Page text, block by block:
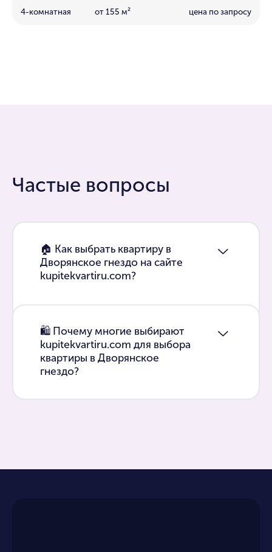
4-комнатная от 155 м² цена по запросу
Частые вопросы
🏠 Как выбрать квартиру в
Дворянское гнездо на сайте
kupitekvartiru.com?
🛍 Почему многие выбирают
kupitekvartiru.com для выбора
квартиры в Дворянское
гнездо?